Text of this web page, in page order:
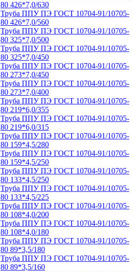
80 426*7,0/630
Труба ППУ ПЭ ГОСТ 10704-91/10705-
80 426*7,0/560
Труба ППУ ПЭ ГОСТ 10704-91/10705-
80 325*7,0/500
Труба ППУ ПЭ ГОСТ 10704-91/10705-
80 325*7,0/450
Труба ППУ ПЭ ГОСТ 10704-91/10705-
80 273*7,0/450
Труба ППУ ПЭ ГОСТ 10704-91/10705-
80 273*7,0/400
Труба ППУ ПЭ ГОСТ 10704-91/10705-
80 219*6,0/355
Труба ППУ ПЭ ГОСТ 10704-91/10705-
80 219*6,0/315
Труба ППУ ПЭ ГОСТ 10704-91/10705-
80 159*4,5/280
Труба ППУ ПЭ ГОСТ 10704-91/10705-
80 159*4,5/250
Труба ППУ ПЭ ГОСТ 10704-91/10705-
80 133*4,5/250
Труба ППУ ПЭ ГОСТ 10704-91/10705-
80 133*4,5/225
Труба ППУ ПЭ ГОСТ 10704-91/10705-
80 108*4,0/200
Труба ППУ ПЭ ГОСТ 10704-91/10705-
80 108*4,0/180
Труба ППУ ПЭ ГОСТ 10704-91/10705-
80 89*3,5/180
Труба ППУ ПЭ ГОСТ 10704-91/10705-
80 89*3,5/160